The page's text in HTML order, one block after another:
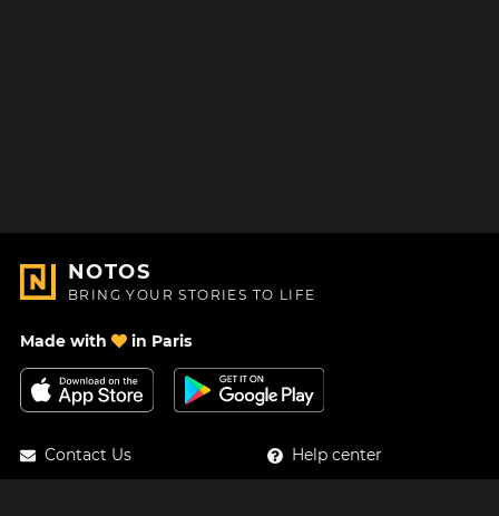
NOTOS
BRING YOUR STORIES TO LIFE
Made with in Paris
Contact Us
Help center